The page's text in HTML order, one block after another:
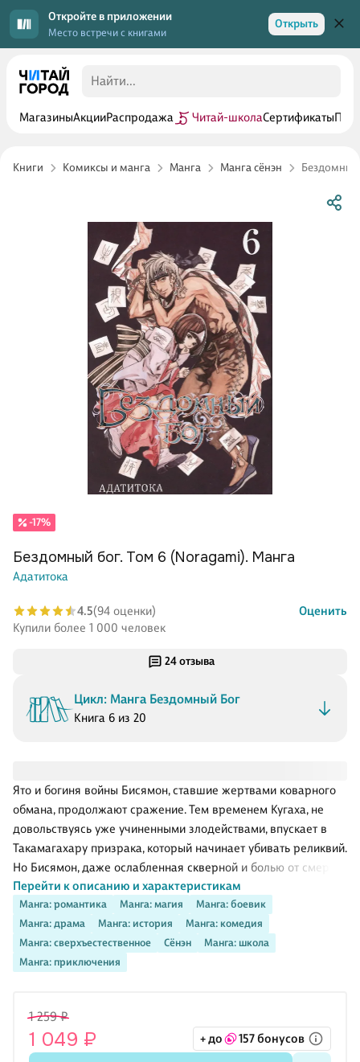
Откройте в приложении
Место встречи с книгами
Открыть
МагазиныАкцииРаспродажа Читай-школаСертификаты
Книги Комиксы и манга Манга Манга сёнэн Бездомный
24 отзыва
Цикл: Манга Бездомный Бог
Книга 6 из 20
Манга: романтика Манга: магия
Манга: боевик
Манга: драма
Манга: история
Манга: комедия
Манга: сверхъестественное
Сёнэн
Манга: школа
Манга: приключения
Ято и богиня войны Бисямон, ставшие жертвами коварного
обмана, продолжают сражение. Тем временем Кугаха, не
довольствуясь уже учиненными злодействами, впускает в
Такамагахару призрака, который начинает убивать реликвий.
Но Бисямон, даже ослабленная скверной и болью от смертей
множества слуг, все еще настолько сильна, что Ято никак не
может ее одолеть... Успеют ли Хиёри с Кадзумой рассказать
Ято правду и остановить эту бессмысленную битву? .
Перейти к описанию и характеристикам
-17%
Бездомный бог. Том 6 (Noragami). Манга
Адатитока
4.5(94 оценки)
Оценить
Купили более 1 000 человек
1 259 ₽
1 049 ₽ + до 157 бонусов